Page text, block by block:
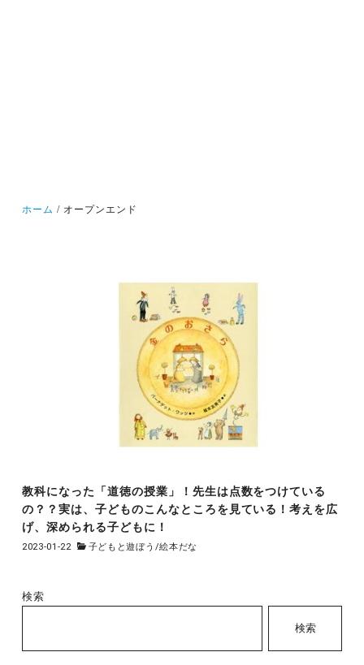
ホーム オープンエンド
教科になった「道徳の授業」！先生は点数をつけている
の？？実は、子どものこんなところを見ている！考えを広
げ、深められる子どもに！
2023-01-22 子どもと遊ぼう /絵本だな
検索
検索